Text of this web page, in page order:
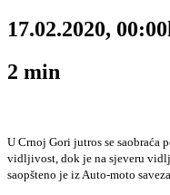
17.02.2020,
2 min
U Crnoj Gori jutros se saobraća
vidljivost, dok je na sjeveru
saopšteno je iz Auto-moto